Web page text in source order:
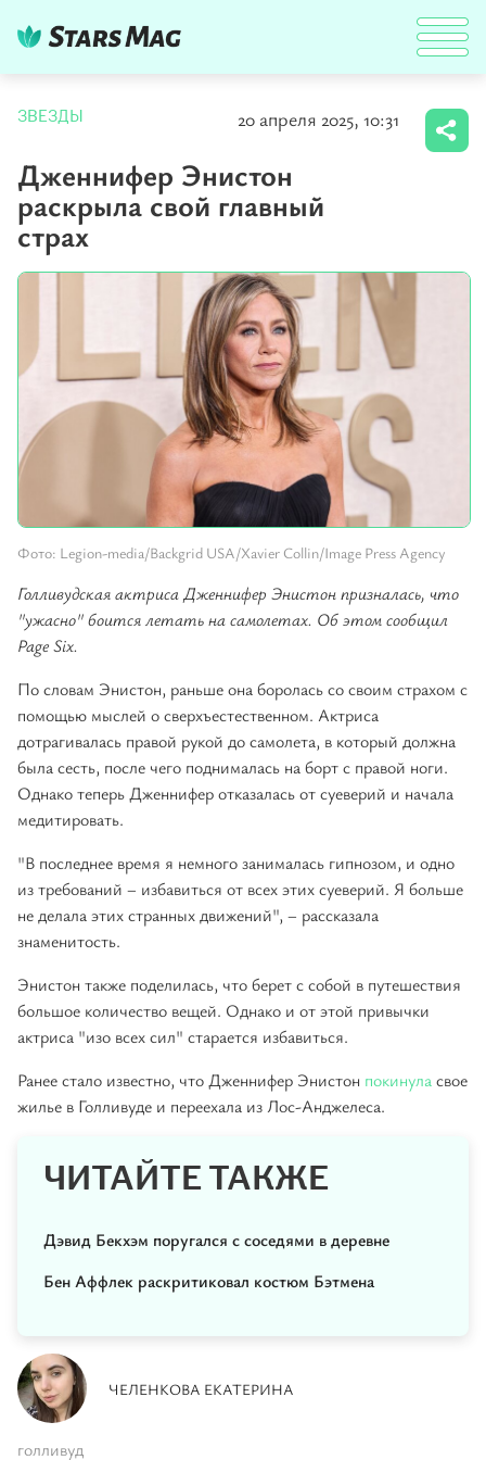
ЗВЕЗДЫ 20 апреля 2025, 10:31
Дженнифер Энистон
раскрыла свой главный
страх
Фото: Legion-media/Backgrid USA/Xavier Collin/Image Press Agency
Голливудская актриса Дженнифер Энистон призналась, что
"ужасно" боится летать на самолетах. Об этом сообщил
Page Six.
По словам Энистон, раньше она боролась со своим страхом с
помощью мыслей о сверхъестественном. Актриса
дотрагивалась правой рукой до самолета, в который должна
была сесть, после чего поднималась на борт с правой ноги.
Однако теперь Дженнифер отказалась от суеверий и начала
медитировать.
"В последнее время я немного занималась гипнозом, и одно
из требований – избавиться от всех этих суеверий. Я больше
не делала этих странных движений", – рассказала
знаменитость.
Энистон также поделилась, что берет с собой в путешествия
большое количество вещей. Однако и от этой привычки
актриса "изо всех сил" старается избавиться.
Ранее стало известно, что Дженнифер Энистон покинуласвое
жилье в Голливуде и переехала из Лос-Анджелеса.
ЧИТАЙТЕ ТАКЖЕ
Дэвид Бекхэм поругался с соседями в деревне
Бен Аффлек раскритиковал костюм Бэтмена
ЧЕЛЕНКОВА ЕКАТЕРИНА
голливуд